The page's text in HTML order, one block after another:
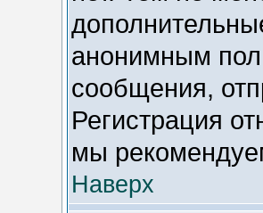
анонимным
сообщения,
Регистрация
мы
Наверх